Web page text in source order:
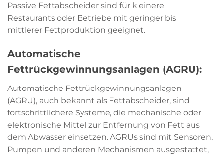
Passive Fettabscheider sind für kleinere
Restaurants oder Betriebe mit geringer bis
mittlerer Fettproduktion geeignet.
Automatische
Fettrückgewinnungsanlagen (AGRU):
Automatische Fettrückgewinnungsanlagen
(AGRU), auch bekannt als Fettabscheider, sind
fortschrittlichere Systeme, die mechanische oder
elektronische Mittel zur Entfernung von Fett aus
dem Abwasser einsetzen. AGRUs sind mit Sensoren,
Pumpen und anderen Mechanismen ausgestattet,